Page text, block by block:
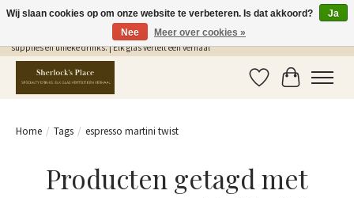
Gratis Verzending in NL vanaf €75,- | Sherlocks Place: dé plek voor MONIN siropen, bar
supplies en unieke drinks. | Elk glas vertelt een verhaal
Verlanglijst
Home / Tags / espresso martini twist
Producten getagd met
Wij slaan cookies op om onze website te verbeteren. Is dat akkoord?
Ja
Nee
Meer over cookies »